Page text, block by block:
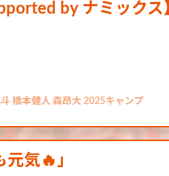
by ナミック
橋本健人 森昂大 2025キャンプ
気🔥」